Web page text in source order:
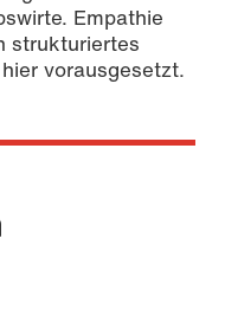
Empathie
strukturiertes
vorausgesetzt.